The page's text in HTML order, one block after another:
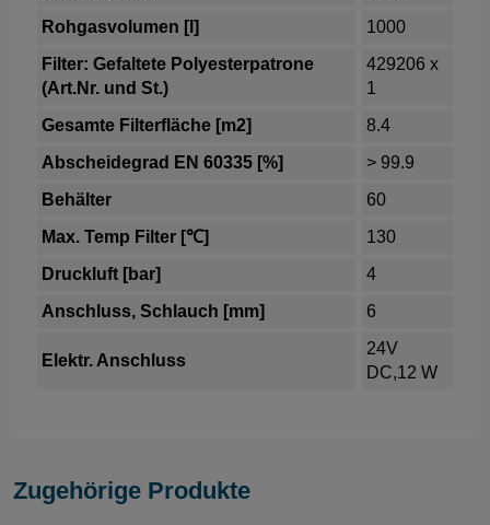
Rohgasvolumen [l]
1000
Filter: Gefaltete Polyesterpatrone
(Art.Nr. und St.)
429206 x
1
Gesamte Filterfläche [m2]
8.4
Abscheidegrad EN 60335 [%]
> 99.9
Behälter
60
Max. Temp Filter [℃]
130
Druckluft [bar]
4
Anschluss, Schlauch [mm]
6
Elektr. Anschluss
24V
DC,12 W
Zugehörige Produkte